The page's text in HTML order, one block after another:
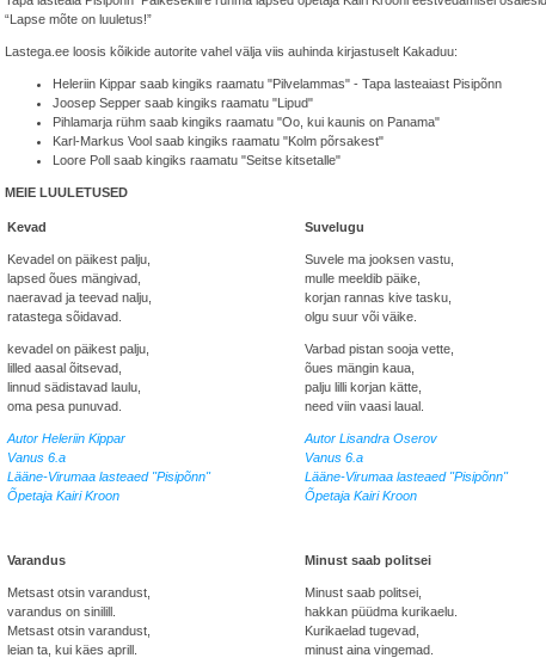
“Lapse mõte on luuletus!”
Lastega.ee loosis kõikide autorite vahel välja viis auhinda kirjastuselt Kakaduu:
Heleriin Kippar saab kingiks raamatu "Pilvelammas" - Tapa lasteaiast Pisipõnn
Joosep Sepper saab kingiks raamatu "Lipud"
Pihlamarja rühm saab kingiks raamatu "Oo, kui kaunis on Panama"
Karl-Markus Vool saab kingiks raamatu "Kolm põrsakest"
Loore Poll saab kingiks raamatu "Seitse kitsetalle"
MEIE LUULETUSED
Kevad
Kevadel on päikest palju,
lapsed õues mängivad,
naeravad ja teevad nalju,
ratastega sõidavad.
kevadel on päikest palju,
lilled aasal õitsevad,
linnud sädistavad laulu,
oma pesa punuvad.
Autor Heleriin Kippar
Vanus 6.a
Lääne-Virumaa lasteaed "Pisipõnn"
Õpetaja Kairi Kroon
Varandus
Metsast otsin varandust,
varandus on sinilill.
Metsast otsin varandust,
leian ta, kui käes aprill.
Suvelugu
Suvele ma jooksen vastu,
mulle meeldib päike,
korjan rannas kive tasku,
olgu suur või väike.
Varbad pistan sooja vette,
õues mängin kaua,
palju lilli korjan kätte,
need viin vaasi laual.
Autor Lisandra Oserov
Vanus 6.a
Lääne-Virumaa lasteaed "Pisipõnn"
Õpetaja Kairi Kroon
Minust saab politsei
Minust saab politsei,
hakkan püüdma kurikaelu.
Kurikaelad tugevad,
minust aina vingemad.